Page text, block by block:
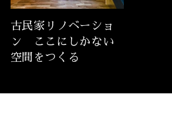
古民家リノベーショ
ン ここにしかない
空間をつくる